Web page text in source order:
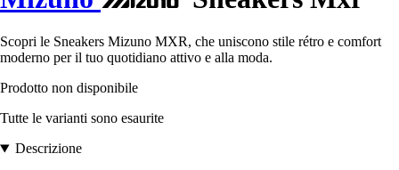
Scopri le Sneakers Mizuno MXR, che uniscono stile rétro e comfort
moderno per il tuo quotidiano attivo e alla moda.
Prodotto non disponibile
Tutte le varianti sono esaurite
Descrizione